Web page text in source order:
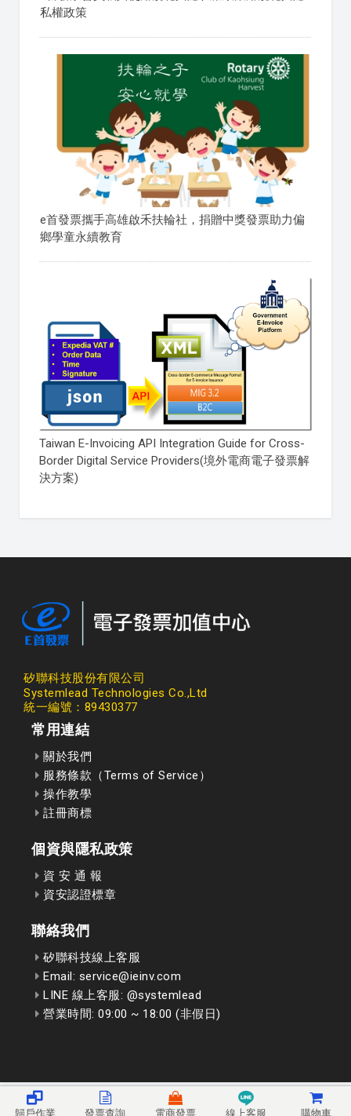
歸戶作業 發票查詢 電商發票 線上客服 購物車
私權政策
e首發票攜手高雄啟禾扶輪社，捐贈中獎發票助力偏
鄉學童永續教育
Taiwan E-Invoicing API Integration Guide for Cross-
Border Digital Service Providers(境外電商電子發票解
決方案)
矽聯科技股份有限公司
Systemlead Technologies Co.,Ltd
統一編號：89430377
常用連結
關於我們
服務條款（Terms of Service）
操作教學
註冊商標
個資與隱私政策
資 安 通 報
資安認證標章
聯絡我們
矽聯科技線上客服
Email: service@ieinv.com
LINE 線上客服: @systemlead
營業時間: 09:00 ~ 18:00 (非假日)